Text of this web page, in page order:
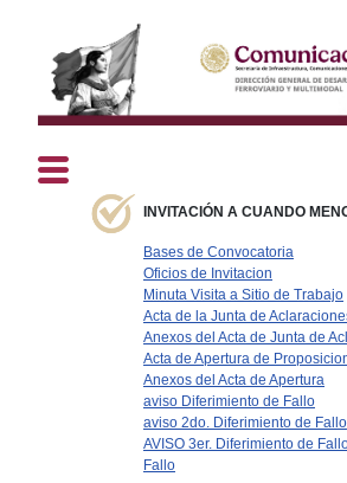
INVITACIÓN A CUANDO
Bases de Convocatoria
Oficios de Invitacion
Minuta Visita a Sitio de Trabajo
Acta de la Junta de
Anexos del Acta de Junta de
Acta de Apertura de
Anexos del Acta de Apertura
aviso Diferimiento de Fallo
aviso 2do. Diferimiento de Fallo
AVISO 3er. Diferimiento de
Fallo